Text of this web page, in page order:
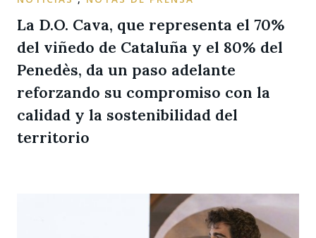
La D.O. Cava, que representa el 70%
del viñedo de Cataluña y el 80% del
Penedès, da un paso adelante
reforzando su compromiso con la
calidad y la sostenibilidad del
territorio